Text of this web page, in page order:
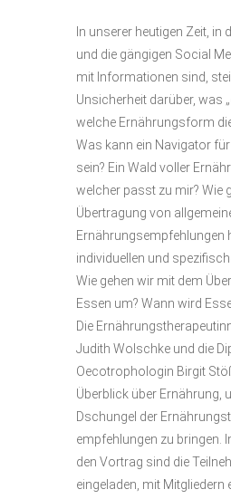
In unserer heutigen Zeit, in
und die gängigen Social
mit Informationen sind,
Unsicherheit darüber, was
welche Ernährungsform
Was kann ein Navigator
sein? Ein Wald voller
welcher passt zu mir? Wie
Übertragung von
Ernährungsempfehlungen
individuellen und
Wie gehen wir mit dem
Essen um? Wann wird
Die
Judith Wolschke und die
Oecotrophologin Birgit
Überblick über Ernährung,
Dschungel der
empfehlungen zu bringen.
den Vortrag sind die
eingeladen, mit Mitgliedern